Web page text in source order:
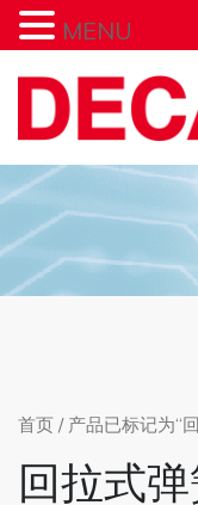
content
首页 / 产品已标记为“
回拉式
MENU